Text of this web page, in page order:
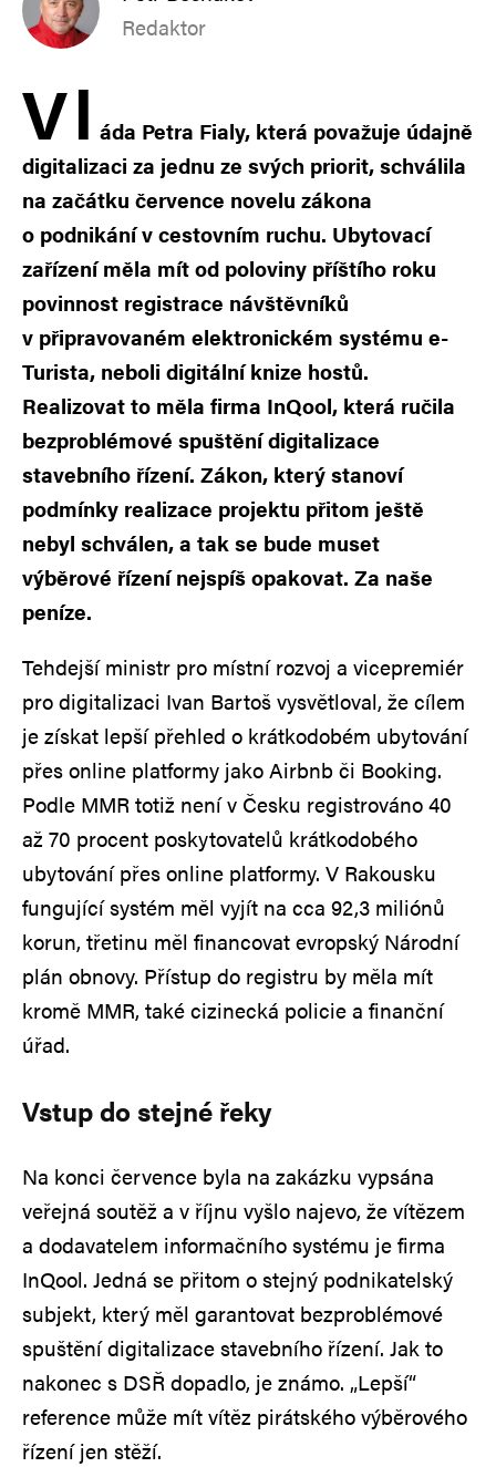
Redaktor
Vl áda Petra Fialy, která považuje údajně
digitalizaci za jednu ze svých priorit, schválila
na začátku července novelu zákona
o podnikání v cestovním ruchu. Ubytovací
zařízení měla mít od poloviny příštího roku
povinnost registrace návštěvníků
v připravovaném elektronickém systému e-
Turista, neboli digitální knize hostů.
Realizovat to měla firma InQool, která ručila
bezproblémové spuštění digitalizace
stavebního řízení. Zákon, který stanoví
podmínky realizace projektu přitom ještě
nebyl schválen, a tak se bude muset
výběrové řízení nejspíš opakovat. Za naše
peníze.
Tehdejší ministr pro místní rozvoj a vicepremiér
pro digitalizaci Ivan Bartoš vysvětloval, že cílem
je získat lepší přehled o krátkodobém ubytování
přes online platformy jako Airbnb či Booking.
Podle MMR totiž není v Česku registrováno 40
až 70 procent poskytovatelů krátkodobého
ubytování přes online platformy. V Rakousku
fungující systém měl vyjít na cca 92,3 miliónů
korun, třetinu měl financovat evropský Národní
plán obnovy. Přístup do registru by měla mít
kromě MMR, také cizinecká policie a finanční
úřad.
Vstup do stejné řeky
Na konci července byla na zakázku vypsána
veřejná soutěž a v říjnu vyšlo najevo, že vítězem
a dodavatelem informačního systému je firma
InQool. Jedná se přitom o stejný podnikatelský
subjekt, který měl garantovat bezproblémové
spuštění digitalizace stavebního řízení. Jak to
nakonec s DSŘ dopadlo, je známo. „Lepší“
reference může mít vítěz pirátského výběrového
řízení jen stěží.